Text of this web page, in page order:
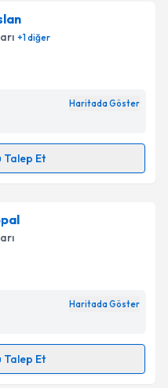
randevu takvimi talebi
randevu almanız için bir
ile bilgilendireceğiz.
ilişkin
verilerimin belirtilen
Gönder
+1diğer
Haritada Göster
Talep Et
randevu takvimi talebi
randevu almanız için bir
ile bilgilendireceğiz.
ilişkin
verilerimin belirtilen
Haritada Göster
Talep Et